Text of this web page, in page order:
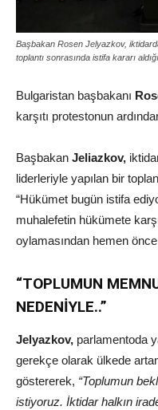
Başbakan Rosen Jelyazkov,
toplantı sonrasında istifa kararı
Bulgaristan başbakanı
karşıtı protestonun
Başbakan Jeliazkov,
liderleriyle yapılan bir
“Hükümet bugün istifa
muhalefetin hükümete
oylamasından hemen
“TOPLUMUN
NEDENİYLE..”
Jelyazkov, parlamentoda
gerekçe olarak ülkede
göstererek, “Toplumun
istiyoruz. İktidar halkın